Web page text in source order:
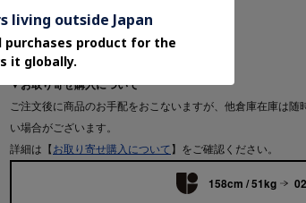
お問い合わせ商品番号： 153-15558
▼お取り寄せ購入について
ご注文後に商品のお手配をおこないますが、他倉庫在庫は
い場合がございます。
詳細は【 お取り寄せ購入について 】をご確認ください。
158cm / 51kg